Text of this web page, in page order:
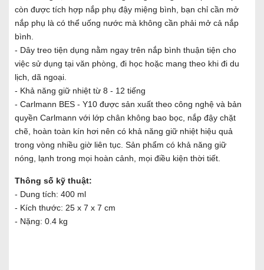
còn được tích hợp nắp phụ đậy miệng bình, bạn chỉ cần mở
nắp phụ là có thể uống nước mà không cần phải mở cả nắp
bình.
- Dây treo tiện dụng nằm ngay trên nắp bình thuận tiện cho
việc sử dụng tại văn phòng, đi học hoặc mang theo khi đi du
lịch, dã ngoại.
- Khả năng giữ nhiệt từ 8 - 12 tiếng
- Carlmann BES - Y10 được sản xuất theo công nghệ và bản
quyền Carlmann với lớp chân không bao bọc, nắp đậy chặt
chẽ, hoàn toàn kín hơi nên có khả năng giữ nhiệt hiệu quả
trong vòng nhiều giờ liên tục. Sản phẩm có khả năng giữ
nóng, lạnh trong mọi hoàn cảnh, mọi điều kiện thời tiết.
Thông số kỹ thuật:
- Dung tích: 400 ml
- Kích thước: 25 x 7 x 7 cm
- Nặng: 0.4 kg